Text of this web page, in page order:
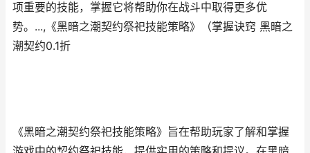
项重要的技能，掌握它将帮助你在战斗中取得更多优
势。...,《黑暗之潮契约祭祀技能策略》（掌握诀窍 黑暗之
潮契约0.1折
《黑暗之潮契约祭祀技能策略》旨在帮助玩家了解和掌握